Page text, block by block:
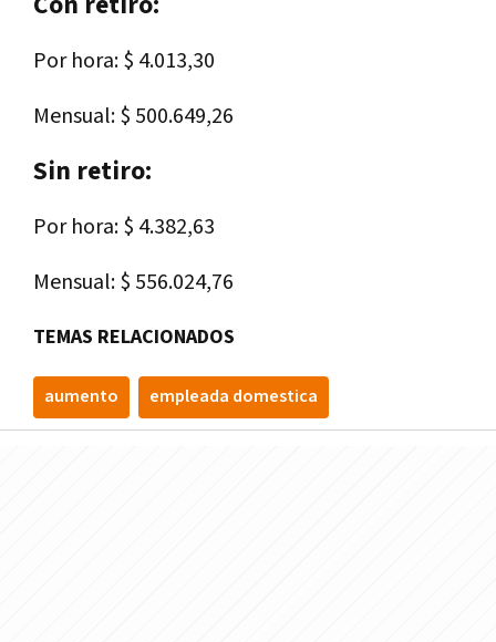
Por hora: $ 4.013,30
Mensual: $ 500.649,26
Sin retiro:
Por hora: $ 4.382,63
Mensual: $ 556.024,76
TEMAS RELACIONADOS
aumento empleada domestica